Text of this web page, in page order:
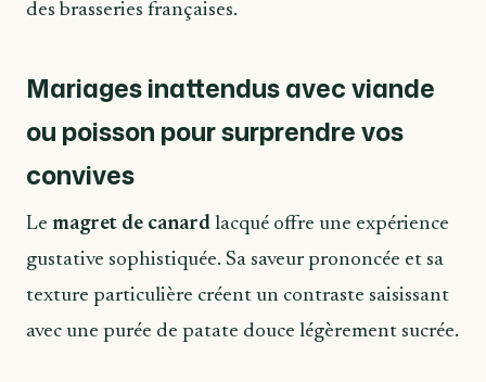
des brasseries françaises.
Mariages inattendus avec viande
ou poisson pour surprendre vos
convives
Le magret de canard lacqué offre une expérience
gustative sophistiquée. Sa saveur prononcée et sa
texture particulière créent un contraste saisissant
avec une purée de patate douce légèrement sucrée.